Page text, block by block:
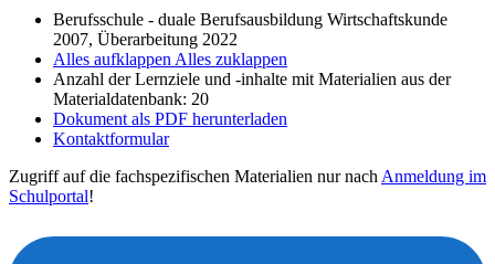
Berufsschule - duale Berufsausbildung Wirtschaftskunde
2007, Überarbeitung 2022
Alles aufklappen Alles zuklappen
Anzahl der Lernziele und -inhalte mit Materialien aus der
Materialdatenbank: 20
Dokument als PDF herunterladen
Kontaktformular
Zugriff auf die fachspezifischen Materialien nur nach Anmeldung im
Schulportal!